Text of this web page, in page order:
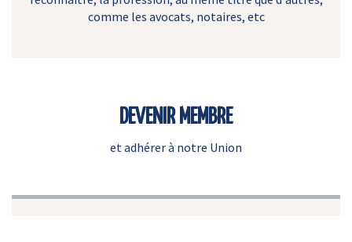
comme les avocats, notaires, etc
DEVENIR MEMBRE
et adhérer à notre Union